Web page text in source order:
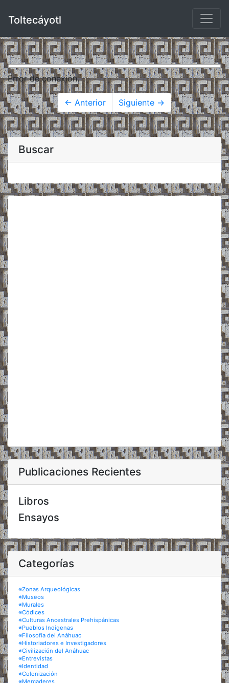
Toltecáyotl
Error de conexión.
← Anterior Siguiente →
Buscar
Publicaciones Recientes
Libros
Ensayos
Categorías
※Zonas Arqueológicas
※Museos
※Murales
※Códices
※Culturas Ancestrales Prehispánicas
※Pueblos Indígenas
※Filosofía del Anáhuac
※Historiadores e Investigadores
※Civilización del Anáhuac
※Entrevistas
※Identidad
※Colonización
※Mercaderes